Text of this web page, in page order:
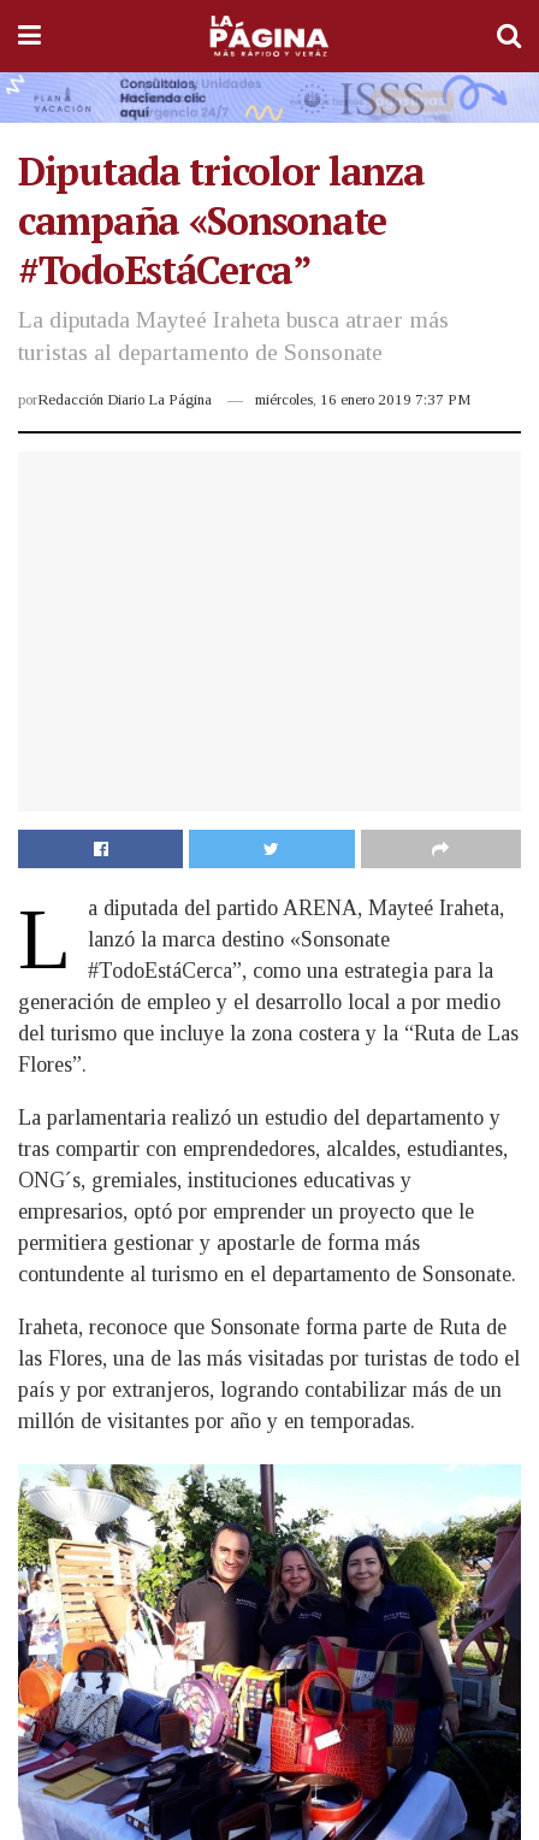
Diputada tricolor lanza
campaña «Sonsonate
#TodoEstáCerca”
La diputada Mayteé Iraheta busca atraer más
turistas al departamento de Sonsonate
porRedacción Diario La Página miércoles, 16 enero 2019 7:37 PM
L
a diputada del partido ARENA, Mayteé Iraheta,
lanzó la marca destino «Sonsonate
#TodoEstáCerca”, como una estrategia para la
generación de empleo y el desarrollo local a por medio
del turismo que incluye la zona costera y la “Ruta de Las
Flores”.
La parlamentaria realizó un estudio del departamento y
tras compartir con emprendedores, alcaldes, estudiantes,
ONG´s, gremiales, instituciones educativas y
empresarios, optó por emprender un proyecto que le
permitiera gestionar y apostarle de forma más
contundente al turismo en el departamento de Sonsonate.
Iraheta, reconoce que Sonsonate forma parte de Ruta de
las Flores, una de las más visitadas por turistas de todo el
país y por extranjeros, logrando contabilizar más de un
millón de visitantes por año y en temporadas.